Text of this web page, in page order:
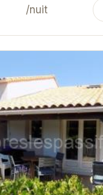
/nuit